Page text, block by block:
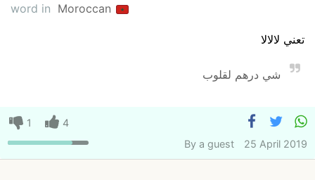
word in Moroccan
تعني لالالا
شي درهم لقلوب
1
4
By a guest 25 April 2019